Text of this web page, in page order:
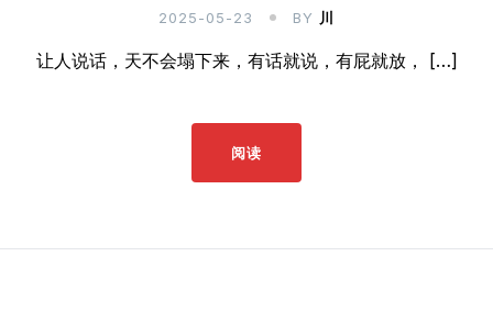
2025-05-23 BY 川
让人说话，天不会塌下来，有话就说，有屁就放， […]
阅读